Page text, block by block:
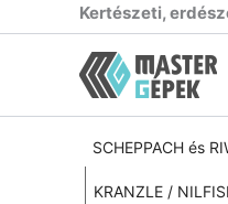
Kertészeti,
SCHEPPACH és
KRANZLE /